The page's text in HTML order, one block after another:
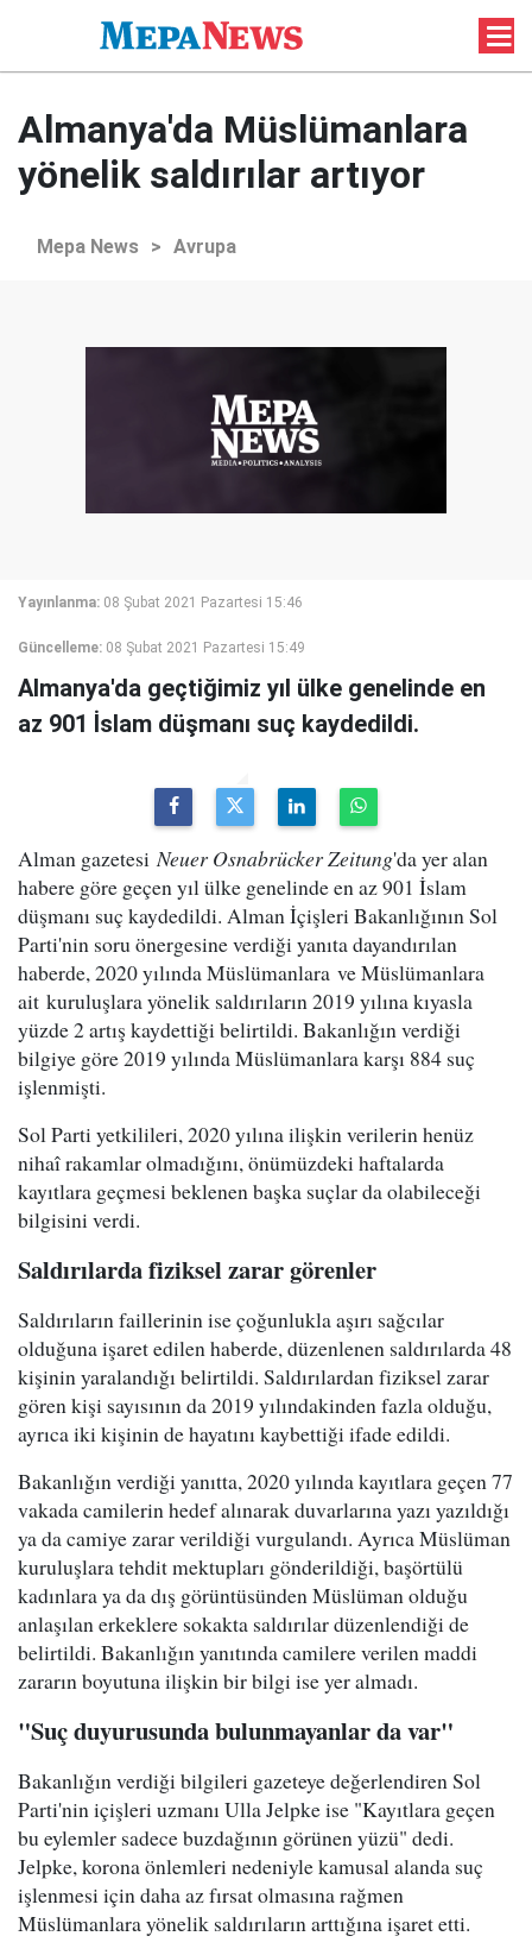
Almanya'da Müslümanlara
yönelik saldırılar artıyor
Mepa News > Avrupa
Yayınlanma: 08 Şubat 2021 Pazartesi 15:46
Güncelleme: 08 Şubat 2021 Pazartesi 15:49
Almanya'da geçtiğimiz yıl ülke genelinde en
az 901 İslam düşmanı suç kaydedildi.
Alman gazetesiNeuer Osnabrücker Zeitung'da yer alan
habere göre geçen yıl ülke genelinde en az 901 İslam
düşmanı suç kaydedildi. Alman İçişleri Bakanlığının Sol
Parti'nin soru önergesine verdiği yanıta dayandırılan
haberde, 2020 yılında Müslümanlara ve Müslümanlara
ait kuruluşlara yönelik saldırıların 2019 yılına kıyasla
yüzde 2 artış kaydettiği belirtildi. Bakanlığın verdiği
bilgiye göre 2019 yılında Müslümanlara karşı 884 suç
işlenmişti.
Sol Parti yetkilileri, 2020 yılına ilişkin verilerin henüz
nihaî rakamlar olmadığını, önümüzdeki haftalarda
kayıtlara geçmesi beklenen başka suçlar da olabileceği
bilgisini verdi.
Saldırılarda fiziksel zarar görenler
Saldırıların faillerinin ise çoğunlukla aşırı sağcılar
olduğuna işaret edilen haberde, düzenlenen saldırılarda 48
kişinin yaralandığı belirtildi. Saldırılardan fiziksel zarar
gören kişi sayısının da 2019 yılındakinden fazla olduğu,
ayrıca iki kişinin de hayatını kaybettiği ifade edildi.
Bakanlığın verdiği yanıtta, 2020 yılında kayıtlara geçen 77
vakada camilerin hedef alınarak duvarlarına yazı yazıldığı
ya da camiye zarar verildiği vurgulandı. Ayrıca Müslüman
kuruluşlara tehdit mektupları gönderildiği, başörtülü
kadınlara ya da dış görüntüsünden Müslüman olduğu
anlaşılan erkeklere sokakta saldırılar düzenlendiği de
belirtildi. Bakanlığın yanıtında camilere verilen maddi
zararın boyutuna ilişkin bir bilgi ise yer almadı.
"Suç duyurusunda bulunmayanlar da var"
Bakanlığın verdiği bilgileri gazeteye değerlendiren Sol
Parti'nin içişleri uzmanı Ulla Jelpke ise "Kayıtlara geçen
bu eylemler sadece buzdağının görünen yüzü" dedi.
Jelpke, korona önlemleri nedeniyle kamusal alanda suç
işlenmesi için daha az fırsat olmasına rağmen
Müslümanlara yönelik saldırıların arttığına işaret etti.